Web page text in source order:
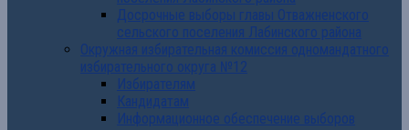
Досрочные выборы главы Отважненского
сельского поселения Лабинского района
Окружная избирательная комиссия одномандатного
избирательного округа №12
Избирателям
Кандидатам
Информационное обеспечение выборов